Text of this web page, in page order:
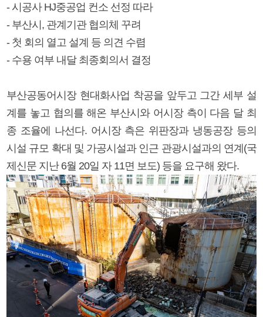
- 시공사 HJ중공업 컨소 선정 따라
- 부산시, 관계기관 협의체 꾸려
- 첫 회의 열고 설계 등 의견 수렴
- 수용 여부 내달 최종회의서 결정
부산공동어시장 현대화사업 착공을 앞두고 그간 세부 설
계를 놓고 협의를 해온 부산시와 어시장 측이 다음 달 최
종 조율에 나선다. 어시장 측은 위판장과 냉동공장 등의
시설 규모 확대 및 가공시설과 인근 관광시설과의 연계(국
제신문 지난 6월 20일 자 11면 보도) 등을 요구해 왔다.